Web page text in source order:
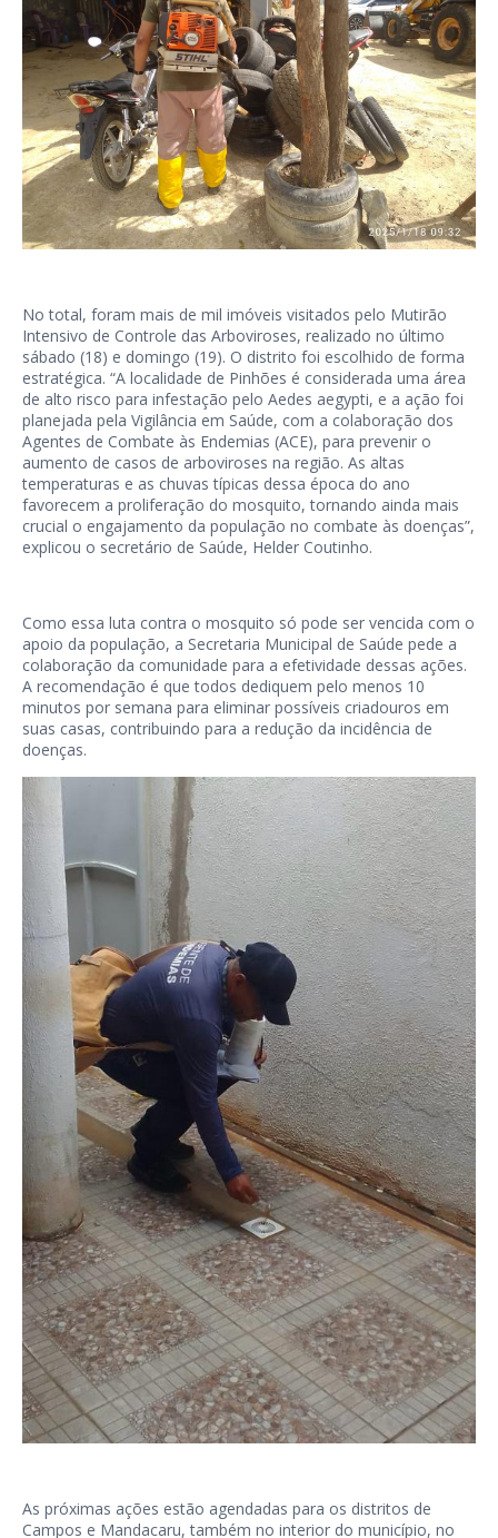
No total, foram mais de mil imóveis visitados pelo Mutirão
Intensivo de Controle das Arboviroses, realizado no último
sábado (18) e domingo (19). O distrito foi escolhido de forma
estratégica. “A localidade de Pinhões é considerada uma área
de alto risco para infestação pelo Aedes aegypti, e a ação foi
planejada pela Vigilância em Saúde, com a colaboração dos
Agentes de Combate às Endemias (ACE), para prevenir o
aumento de casos de arboviroses na região. As altas
temperaturas e as chuvas típicas dessa época do ano
favorecem a proliferação do mosquito, tornando ainda mais
crucial o engajamento da população no combate às doenças”,
explicou o secretário de Saúde, Helder Coutinho.
Como essa luta contra o mosquito só pode ser vencida com o
apoio da população, a Secretaria Municipal de Saúde pede a
colaboração da comunidade para a efetividade dessas ações.
A recomendação é que todos dediquem pelo menos 10
minutos por semana para eliminar possíveis criadouros em
suas casas, contribuindo para a redução da incidência de
doenças.
As próximas ações estão agendadas para os distritos de
Campos e Mandacaru, também no interior do município, no